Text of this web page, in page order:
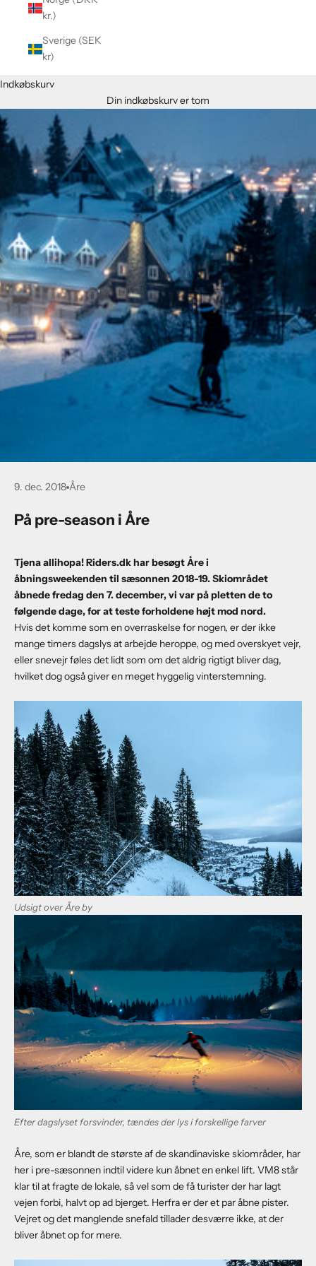
kr.)
Sverige (SEK
kr)
Indkøbskurv
Din indkøbskurv er tom
9. dec. 2018 Åre
På pre-season i Åre
Tjena allihopa! Riders.dk har besøgt Åre i
åbningsweekenden til sæsonnen 2018-19. Skiområdet
åbnede fredag den 7. december, vi var på pletten de to
følgende dage, for at teste forholdene højt mod nord.
Hvis det komme som en overraskelse for nogen, er der ikke
mange timers dagslys at arbejde heroppe, og med overskyet vejr,
eller snevejr føles det lidt som om det aldrig rigtigt bliver dag,
hvilket dog også giver en meget hyggelig vinterstemning.
Udsigt over Åre by
Efter dagslyset forsvinder, tændes der lys i forskellige farver
Åre, som er blandt de største af de skandinaviske skiområder, har
her i pre-sæsonnen indtil videre kun åbnet en enkel lift. VM8 står
klar til at fragte de lokale, så vel som de få turister der har lagt
vejen forbi, halvt op ad bjerget. Herfra er der et par åbne pister.
Vejret og det manglende snefald tillader desværre ikke, at der
bliver åbnet op for mere.